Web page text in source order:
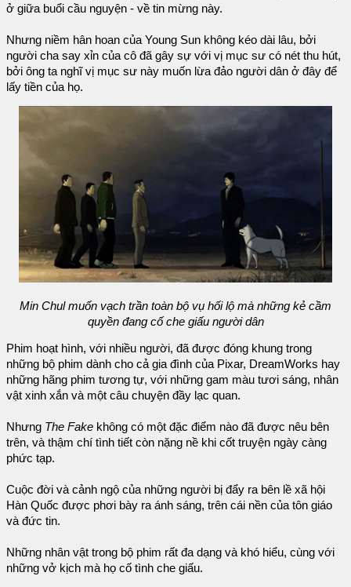
ở giữa buổi cầu nguyện - về tin mừng này.
Nhưng niềm hân hoan của Young Sun không kéo dài lâu, bởi
người cha say xỉn của cô đã gây sự với vị mục sư có nét thu hút,
bởi ông ta nghĩ vị mục sư này muốn lừa đảo người dân ở đây để
lấy tiền của họ.
Min Chul muốn vạch trần toàn bộ vụ hối lộ mà những kẻ cầm
quyền đang cố che giấu người dân
Phim hoạt hình, với nhiều người, đã được đóng khung trong
những bộ phim dành cho cả gia đình của Pixar, DreamWorks hay
những hãng phim tương tự, với những gam màu tươi sáng, nhân
vật xinh xắn và một câu chuyện đầy lạc quan.
Nhưng The Fake không có một đặc điểm nào đã được nêu bên
trên, và thậm chí tình tiết còn nặng nề khi cốt truyện ngày càng
phức tạp.
Cuộc đời và cảnh ngộ của những người bị đẩy ra bên lề xã hội
Hàn Quốc được phơi bày ra ánh sáng, trên cái nền của tôn giáo
và đức tin.
Những nhân vật trong bộ phim rất đa dạng và khó hiểu, cùng với
những vở kịch mà họ cố tình che giấu.